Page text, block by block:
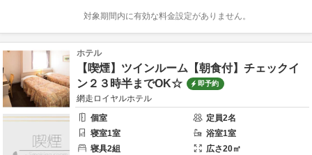
対象期間内に有効な料金設定がありません。
ホテル
【喫煙】ツインルーム【朝食付】チェックイ
ン２３時半までOK☆
即予約
網走ロイヤルホテル
個室
定員2名
寝室1室 浴室1室
寝具2組 広さ20㎡